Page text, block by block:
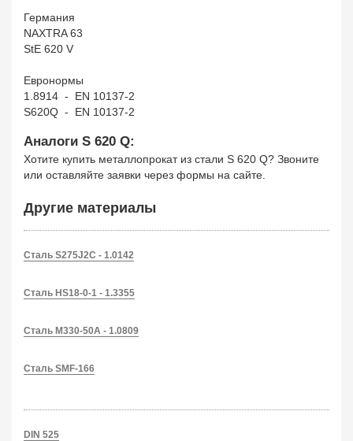
Германия
NAXTRA 63
StE 620 V
Евронормы
1.8914 - EN 10137-2
S620Q - EN 10137-2
Аналоги S 620 Q:
Хотите купить металлопрокат из стали S 620 Q? Звоните
или оставляйте заявки через формы на сайте.
Другие материалы
Сталь S275J2C - 1.0142
Сталь HS18-0-1 - 1.3355
Сталь M330-50A - 1.0809
Сталь SMF-166
DIN 525